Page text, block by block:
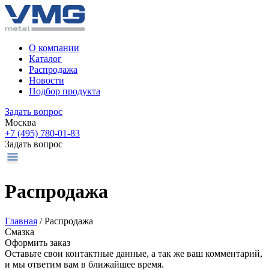
О компании
Каталог
Распродажа
Новости
Подбор продукта
Задать вопрос
Москва
+7 (495) 780-01-83
Задать вопрос
Распродажа
Главная /Распродажа
Смазка
Оформить заказ
Оставьте свои контактные данные, а так же ваш комментарий,
и мы ответим вам в ближайшее время.